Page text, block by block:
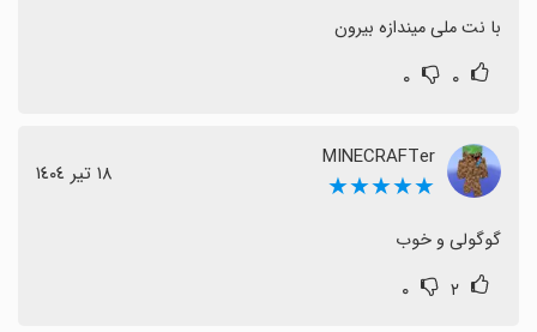
با نت ملی میندازه بیرون
۰ ۰
MINECRAFTer
★★★★★ ١٨ تیر ١٤٠٤
گوگولی و خوب
۲ ۰